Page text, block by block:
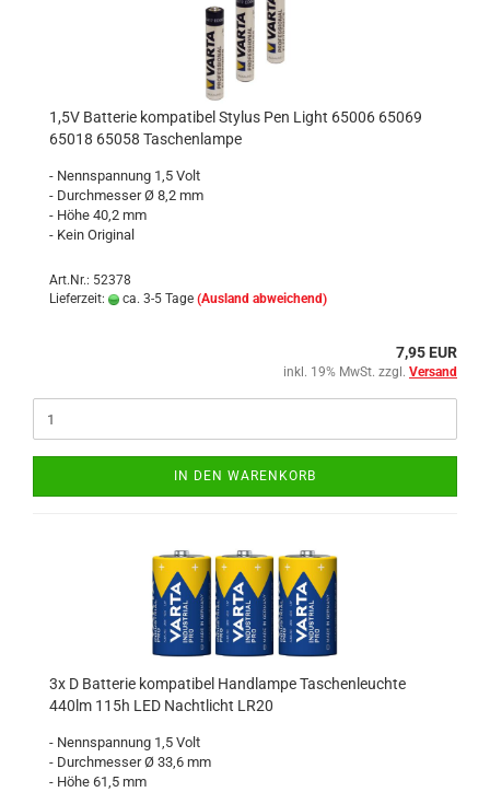
1,5V Batterie kompatibel Stylus Pen Light 65006 65069
65018 65058 Taschenlampe
- Nennspannung 1,5 Volt
- Durchmesser Ø 8,2 mm
- Höhe 40,2 mm
- Kein Original
Art.Nr.: 52378
Lieferzeit:
ca. 3-5 Tage (Ausland abweichend)
7,95 EUR
inkl. 19% MwSt. zzgl. Versand
IN DEN WARENKORB
3x D Batterie kompatibel Handlampe Taschenleuchte
440lm 115h LED Nachtlicht LR20
- Nennspannung 1,5 Volt
- Durchmesser Ø 33,6 mm
- Höhe 61,5 mm